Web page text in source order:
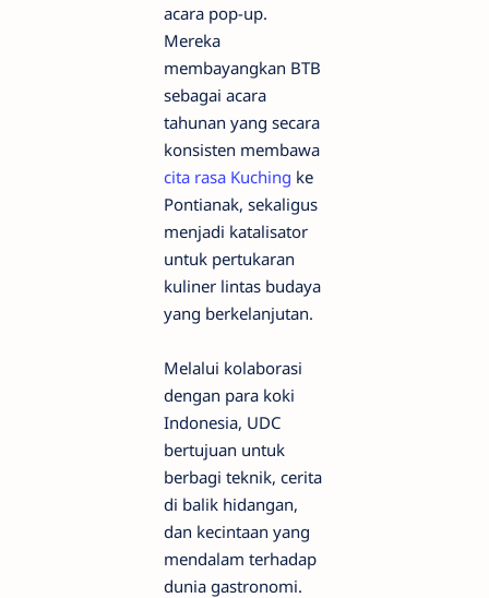
acara pop-up.
Mereka
membayangkan BTB
sebagai acara
tahunan yang secara
konsisten membawa
cita rasa Kuching ke
Pontianak, sekaligus
menjadi katalisator
untuk pertukaran
kuliner lintas budaya
yang berkelanjutan.
Melalui kolaborasi
dengan para koki
Indonesia, UDC
bertujuan untuk
berbagi teknik, cerita
di balik hidangan,
dan kecintaan yang
mendalam terhadap
dunia gastronomi.